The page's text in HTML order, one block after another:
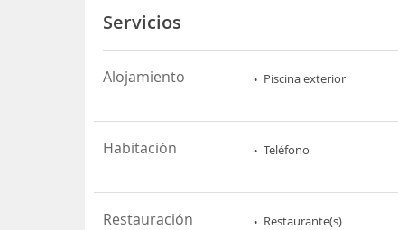
Servicios
Alojamiento Piscina exterior
Habitación Teléfono
Restauración Restaurante(s)